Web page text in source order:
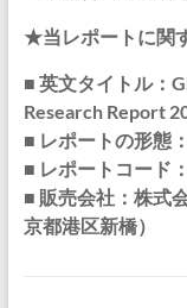
★当レポートに関
■ 英文タイトル：
Research Report
■ レポートの形態
■ レポートコード
■ 販売会社：株式
京都港区新橋）